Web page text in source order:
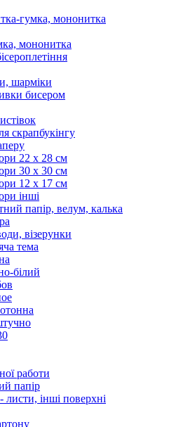
гумка, мононитка
мононитка
шарміки
бисером
скрапбукінгу
22 х 28 см
30 х 30 см
12 х 17 см
інші
папір, велум, калька
візерунки
тема
білий
работи
папір
інші поверхні